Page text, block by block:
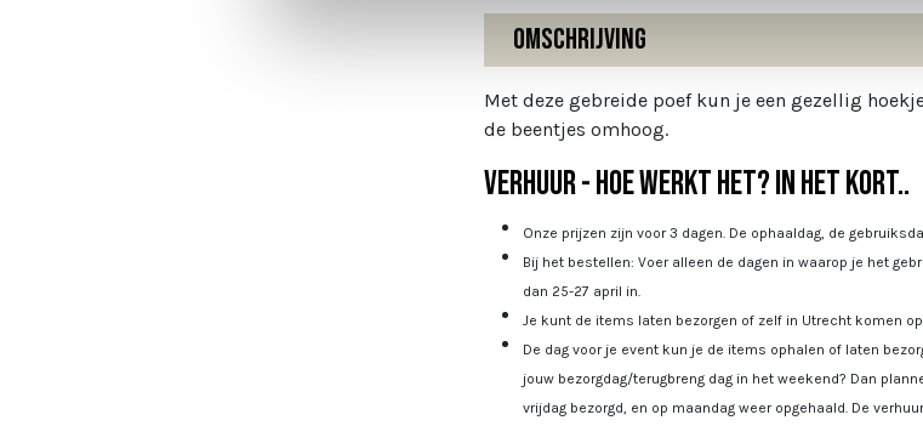
Omschrijving
Met deze gebreide poef kun je een gezellig
de beentjes omhoog.
Verhuur - Hoe werkt het? In het kort..
Onze prijzen zijn voor 3 dagen. De ophaaldag, de
Bij het bestellen: Voer alleen de dagen in waarop je het
dan 25-27 april in.
Je kunt de items laten bezorgen of zelf in Utrecht komen
De dag voor je event kun je de items ophalen of laten
jouw bezorgdag/terugbreng dag in het weekend? Dan
vrijdag bezorgd, en op maandag weer opgehaald. De